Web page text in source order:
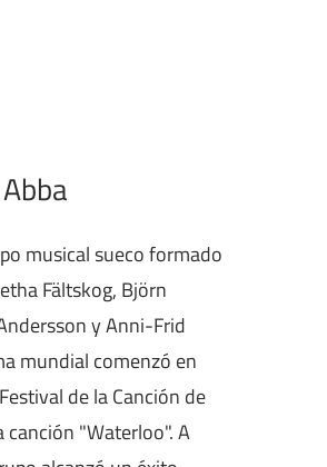
musical sueco formado
Fältskog, Björn
y Anni-Frid
mundial comenzó en
de la Canción de
canción "Waterloo". A